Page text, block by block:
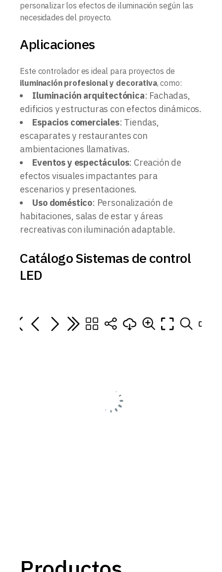
personalizar los efectos de iluminación según las
necesidades del proyecto.
Aplicaciones
Este controlador es ideal para proyectos de
iluminación profesional y decorativa, como:
Iluminación arquitectónica: Fachadas,
edificios y estructuras con efectos dinámicos.
Espacios comerciales: Tiendas,
escaparates y restaurantes con
ambientaciones llamativas.
Eventos y espectáculos: Creación de
efectos visuales impactantes para
escenarios y presentaciones.
Uso doméstico: Personalización de
habitaciones, salas de estar y áreas
recreativas con iluminación adaptable.
Catálogo Sistemas de control
LED